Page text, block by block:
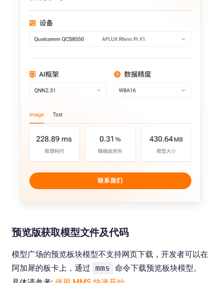
预览版获取模型文件及代码
模型广场的预览板块模型不支持网页下载，开发者可以在
阿加犀的板卡上，通过 mms
命令下载预览板块模型。